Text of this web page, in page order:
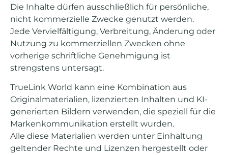
Die Inhalte dürfen ausschließlich für persönliche,
nicht kommerzielle Zwecke genutzt werden.
Jede Vervielfältigung, Verbreitung, Änderung oder
Nutzung zu kommerziellen Zwecken ohne
vorherige schriftliche Genehmigung ist
strengstens untersagt.
TrueLink World kann eine Kombination aus
Originalmaterialien, lizenzierten Inhalten und KI-
generierten Bildern verwenden, die speziell für die
Markenkommunikation erstellt wurden.
Alle diese Materialien werden unter Einhaltung
geltender Rechte und Lizenzen hergestellt oder